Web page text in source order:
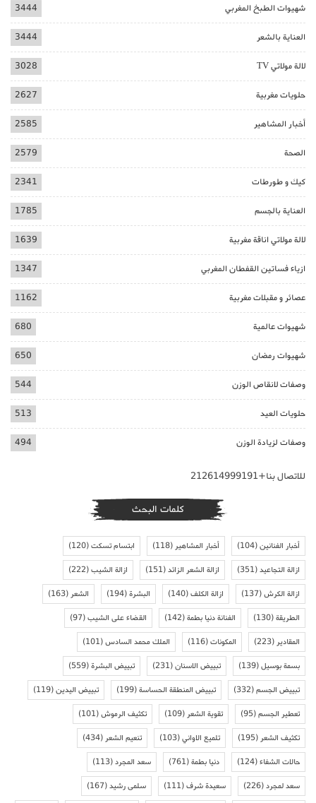
شهيوات الطبخ المغربي 3444
العناية بالشعر 3444
لالة مولاتي TV 3028
حلويات مغربية 2627
أخبار المشاهير 2585
الصحة 2579
كيك و طورطات 2341
العناية بالجسم 1785
لالة مولاتي اناقة مغربية 1639
ازياء فساتين القفطان المغربي 1347
عصائر و مقبلات مغربية 1162
شهيوات عالمية 680
شهيوات رمضان 650
وصفات لانقاص الوزن 544
حلويات العيد 513
وصفات لزيادة الوزن 494
للاتصال بنا+212614999191
كلمات البحث
أخبار الفنانين(104) أخبار المشاهير(118) ابتسام تسكت(120)
ازالة التجاعيد(351) ازالة الشعر الزائد(151) ازالة الشيب(222)
ازالة الكرش(137) ازالة الكلف(140) البشرة(194) الشعر(163)
الطريقة(130) الفنانة دنيا بطمة(142) القضاء على الشيب(97)
المقادير(223) المكونات(116) الملك محمد السادس(101)
بسمة بوسيل(139) تبييض الاسنان(231) تبييض البشرة(559)
تبييض الجسم(332) تبييض المنطقة الحساسة(199) تبييض اليدين(119)
تعطير الجسم(95) تقوية الشعر(109) تكثيف الرموش(101)
تكثيف الشعر(195) تلميع الاواني(103) تنعيم الشعر(434)
حالات الشفاء(124) دنيا بطمة(761) سعد المجرد(113)
سعد لمجرد(226) سعيدة شرف(111) سلمى رشيد(167)